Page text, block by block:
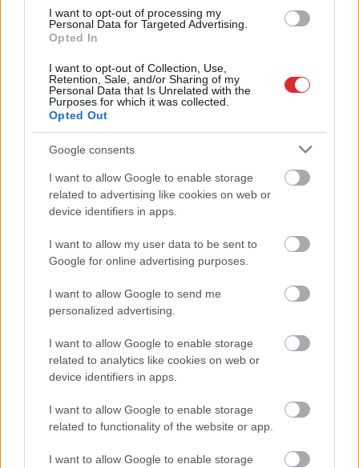
I want to opt-out of processing my
Personal Data for Targeted Advertising.
Opted In
I want to opt-out of Collection, Use,
Retention, Sale, and/or Sharing of my
Personal Data that Is Unrelated with the
Purposes for which it was collected.
Opted Out
Google consents
I want to allow Google to enable storage
related to advertising like cookies on web or
device identifiers in apps.
I want to allow my user data to be sent to
Google for online advertising purposes.
I want to allow Google to send me
personalized advertising.
I want to allow Google to enable storage
related to analytics like cookies on web or
device identifiers in apps.
I want to allow Google to enable storage
related to functionality of the website or app.
I want to allow Google to enable storage
Viņu skatiens
“izurbjas” citiem cauri:
3 datumi, kuros
dzimušos mēdz
uzskatīt par
biedējošiem
vārdus, kas apgriezti
augšpēdus, ar tevi
pagaidām viss ir
kārtībā
Atcelt Ziņot